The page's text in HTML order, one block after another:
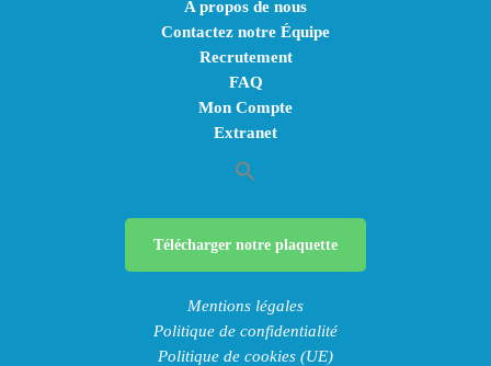
A propos de nous
Contactez notre Équipe
Recrutement
FAQ
Mon Compte
Extranet
Télécharger notre plaquette
Mentions légales
Politique de confidentialité
Politique de cookies (UE)